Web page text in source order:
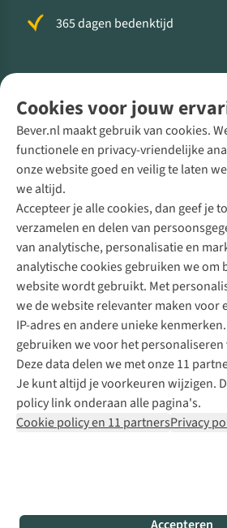
Cookies voor jouw
Bever.nl maakt gebruik van cookies.
functionele en privacy-vriendelijke
onze website goed en veilig te laten
we altijd.
Accepteer je alle cookies, dan geef je
verzamelen en delen van
van analytische, personalisatie en
analytische cookies gebruiken we om
website wordt gebruikt. Met
we de website relevanter maken voor
IP-adres en andere unieke
gebruiken we voor het personaliseren
Deze data delen we met onze 11
Je kunt altijd je voorkeuren wijzigen.
policy link onderaan alle pagina's.
Cookie policy en 11 partnersPrivacy
365 dagen bedenktijd
Direct advies van een
+31 (0)85 888 50 88
+31 6 12 28 49 80
Contactformulier